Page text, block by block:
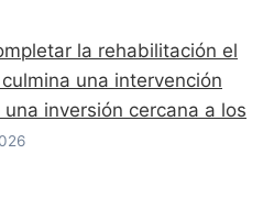
la rehabilitación el
una intervención
inversión cercana a los